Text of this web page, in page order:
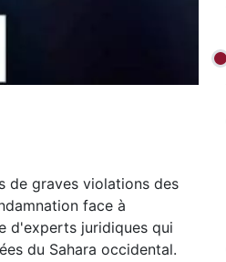
de graves violations des
face à
d'experts juridiques qui
du Sahara occidental.